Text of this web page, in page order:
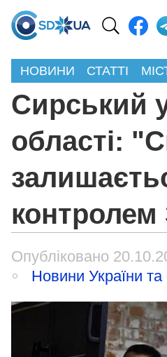
НОВИНИ СТАТТІ
Сирський
області:
Опубліковано
Новини України та